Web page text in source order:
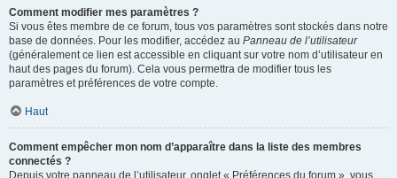
Comment modifier mes paramètres ?
Si vous êtes membre de ce forum, tous vos paramètres sont stockés dans notre
base de données. Pour les modifier, accédez au Panneau de l’utilisateur
(généralement ce lien est accessible en cliquant sur votre nom d’utilisateur en
haut des pages du forum). Cela vous permettra de modifier tous les
paramètres et préférences de votre compte.
Haut
Comment empêcher mon nom d’apparaître dans la liste des membres
connectés ?
Depuis votre panneau de l’utilisateur, onglet « Préférences du forum », vous